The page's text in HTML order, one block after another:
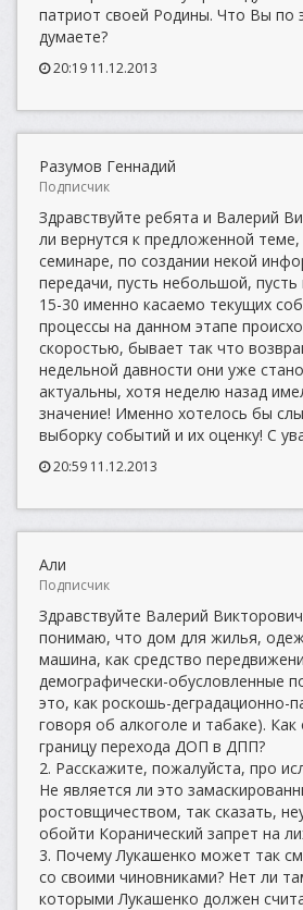
патриот своей Родины. Что Вы по
думаете?
20:19 11.12.2013
Разумов Геннадий
Подписчик
Здравствуйте ребята и Валерий
ли вернутся к предложенной
семинаре, по создании некой
передачи, пусть небольшой,
15-30 именно касаемо текущих
процессы на данном этапе
скоростью, бывает так что
недельной давности они уже
актуальны, хотя неделю назад
значение! Именно хотелось бы
выборку событий и их оценку! С
20:59 11.12.2013
Али
Подписчик
Здравствуйте Валерий
понимаю, что дом для жилья,
машина, как средство
демографически-обусловленные
это, как роскошь-деградационно-
говоря об алкоголе и табаке). Как
границу перехода ДОП в ДПП?
2. Расскажите, пожалуйста, про
Не является ли это
ростовщичеством, так сказать,
обойти Коранический запрет на
3. Почему Лукашенко может так
со своими чиновниками? Нет ли
которыми Лукашенко должен